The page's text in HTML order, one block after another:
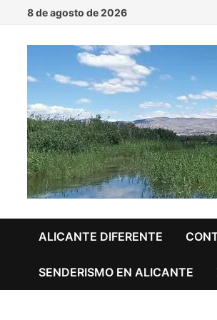
Saltar
contenido
8 de agosto de 2026
ALICANTE DIFERENTE
SENDERISMO EN ALICANTE